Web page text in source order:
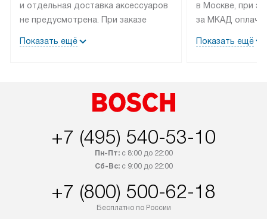
и отдельная доставка аксессуаров
не предусмотрена. При заказе
рекомендуем обсудить
со статусом «В наличии» могут
быть отправлены покупателю
интересен товар «Под заказ»,
обсудите возможность его
приобретения с менеджером сайта.
доставляются бесплатно
по Москве в пределах МКАД,
Показать ещё
в Москве, при
за МКАД
партнера
по монтажу
материалы.
Показать ещё
+7 (495) 540-53-10
Пн-Пт:с 8:00 до 22:00
Сб-Вс:с 9:00 до 22:00
+7 (800) 500-62-18
Бесплатно по России